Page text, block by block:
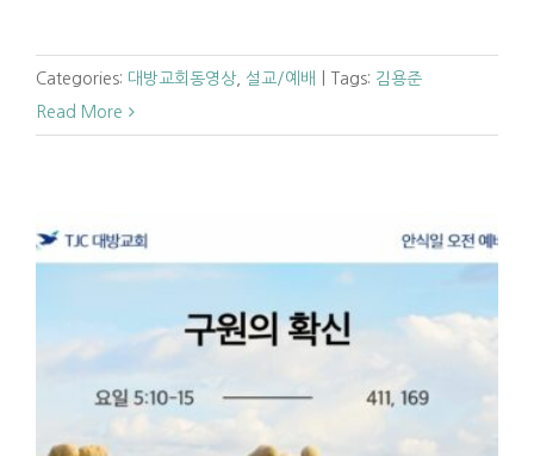
Categories: 대방교회동영상 설교/예배 Tags: 김용준
Read More